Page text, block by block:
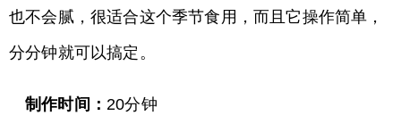
也不会腻，很适合这个季节食用，而且它操作简单，
分分钟就可以搞定。
制作时间： 20分钟